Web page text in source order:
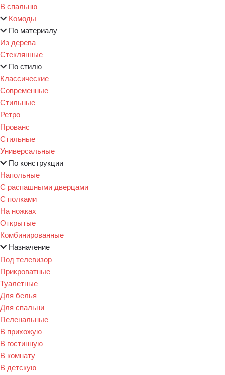
В спальню
Комоды
По материалу
Из дерева
Стеклянные
По стилю
Классические
Современные
Стильные
Ретро
Прованс
Стильные
Универсальные
По конструкции
Напольные
С распашными дверцами
С полками
На ножках
Открытые
Комбинированные
Назначение
Под телевизор
Прикроватные
Туалетные
Для белья
Для спальни
Пеленальные
В прихожую
В гостинную
В комнату
В детскую